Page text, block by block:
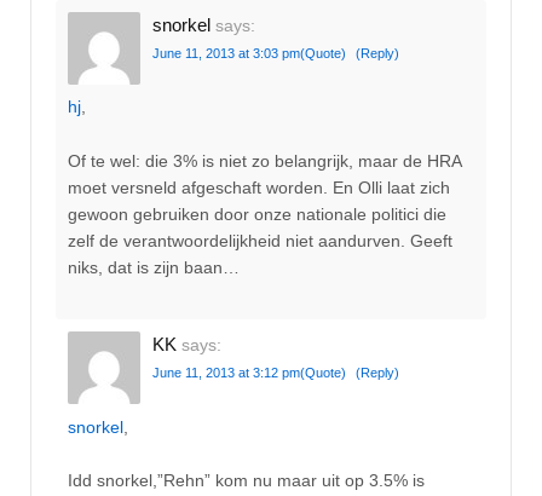
snorkel says:
June 11, 2013 at 3:03 pm(Quote) (Reply)
hj,
Of te wel: die 3% is niet zo belangrijk, maar de HRA
moet versneld afgeschaft worden. En Olli laat zich
gewoon gebruiken door onze nationale politici die
zelf de verantwoordelijkheid niet aandurven. Geeft
niks, dat is zijn baan…
KK says:
June 11, 2013 at 3:12 pm(Quote) (Reply)
snorkel
Idd snorkel,”Rehn” kom nu maar uit op 3.5% is